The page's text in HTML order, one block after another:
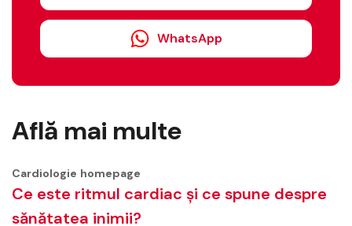
WhatsApp
Află mai multe
Cardiologie homepage
Ce este ritmul cardiac și ce spune despre
sănătatea inimii?